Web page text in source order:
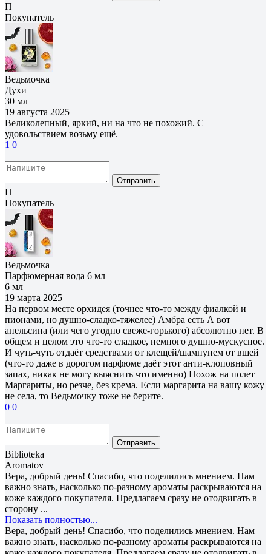
П
Покупатель
Ведьмочка
Духи
30 мл
19 августа 2025
Великолепный, яркий, ни на что не похожий. С
удовольствием возьму ещё.
1 0
Отправить
П
Покупатель
Ведьмочка
Парфюмерная вода 6 мл
6 мл
19 марта 2025
На первом месте орхидея (точнее что-то между фиалкой и
пионами, но душно-сладко-тяжелее) Амбра есть А вот
апельсина (или чего угодно свеже-горького) абсолютно нет. В
общем и целом это что-то сладкое, немного душно-мускусное.
И чуть-чуть отдаёт средствами от клещей/шампунем от вшей
(что-то даже в дорогом парфюме даёт этот анти-клоповный
запах, никак не могу выяснить что именно) Похож на полет
Маргариты, но резче, без крема. Если маргарита на вашу кожу
не села, то Ведьмочку тоже не берите.
0 0
Отправить
Biblioteka
Aromatov
Вера, добрый день! Спасибо, что поделились мнением. Нам
важно знать, насколько по-разному ароматы раскрываются на
коже каждого покупателя. Предлагаем сразу не отодвигать в
сторону ...
Показать полностью...
Вера, добрый день! Спасибо, что поделились мнением. Нам
важно знать, насколько по-разному ароматы раскрываются на